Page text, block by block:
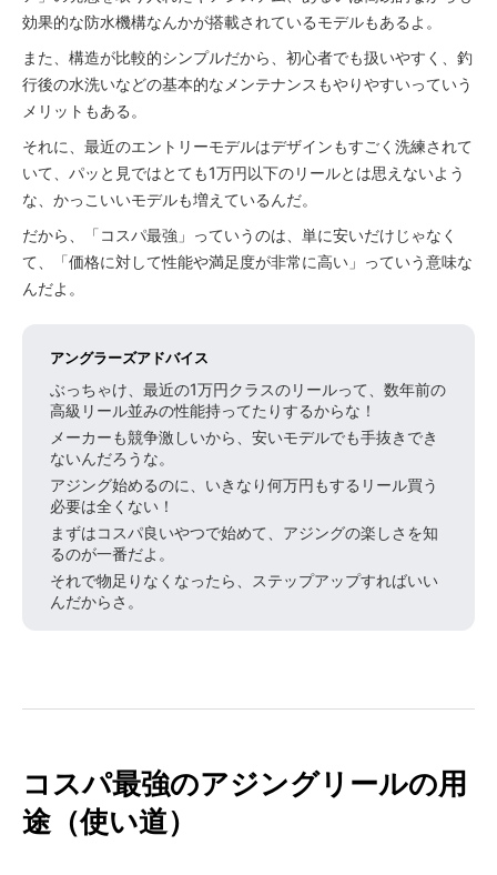
効果的な防水機構なんかが搭載されているモデルもあるよ。
また、構造が比較的シンプルだから、初心者でも扱いやすく、釣
行後の水洗いなどの基本的なメンテナンスもやりやすいっていう
メリットもある。
それに、最近のエントリーモデルはデザインもすごく洗練されて
いて、パッと見ではとても1万円以下のリールとは思えないよう
な、かっこいいモデルも増えているんだ。
だから、「コスパ最強」っていうのは、単に安いだけじゃなく
て、「価格に対して性能や満足度が非常に高い」っていう意味な
んだよ。
アングラーズアドバイス
ぶっちゃけ、最近の1万円クラスのリールって、数年前の
高級リール並みの性能持ってたりするからな！
メーカーも競争激しいから、安いモデルでも手抜きでき
ないんだろうな。
アジング始めるのに、いきなり何万円もするリール買う
必要は全くない！
まずはコスパ良いやつで始めて、アジングの楽しさを知
るのが一番だよ。
それで物足りなくなったら、ステップアップすればいい
んだからさ。
コスパ最強のアジングリールの用
途（使い道）